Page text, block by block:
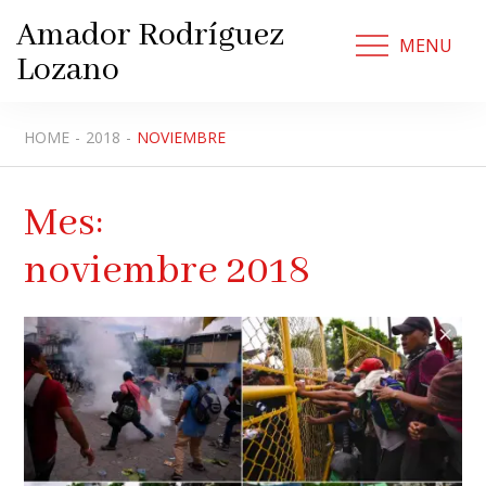
content
Amador Rodríguez
Lozano
MENU
HOME 2018 NOVIEMBRE
Mes:
noviembre 2018